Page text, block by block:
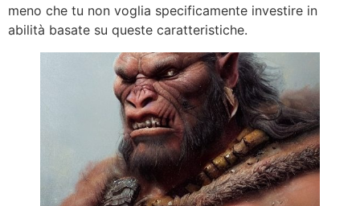
meno che tu non voglia specificamente investire in
abilità basate su queste caratteristiche.